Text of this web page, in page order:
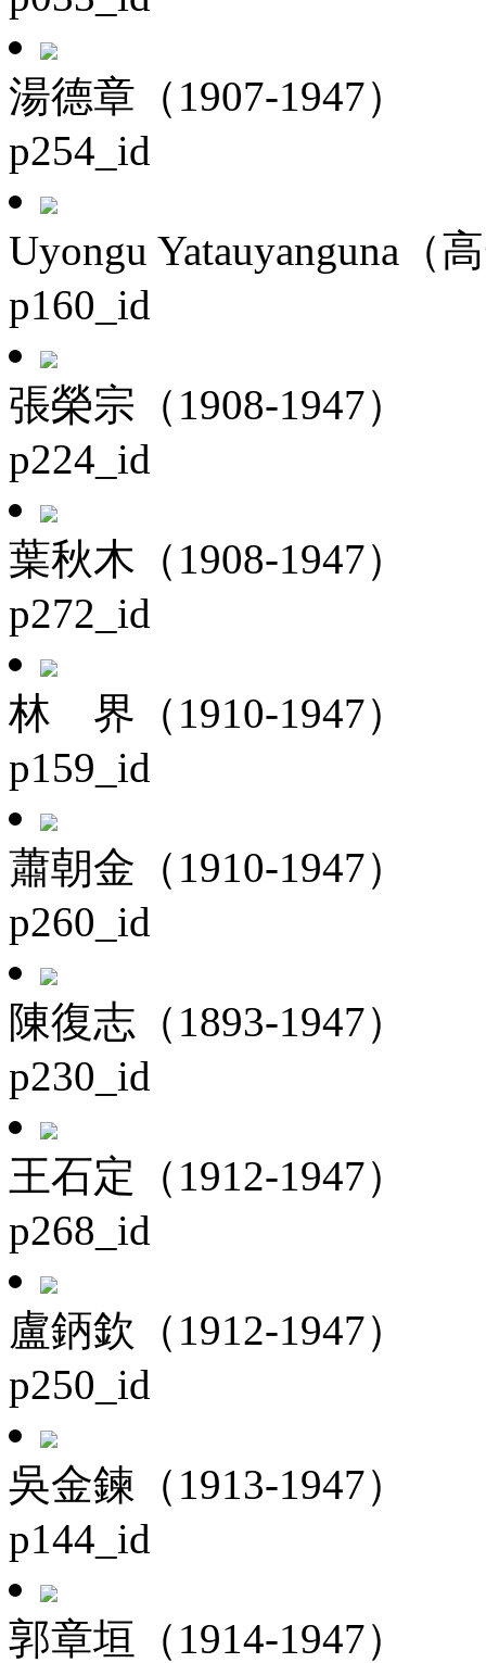
湯德章（1907-1947）
p254_id
Uyongu Yatauyanguna（
p160_id
張榮宗（1908-1947）
p224_id
葉秋木（1908-1947）
p272_id
林 界（1910-1947）
p159_id
蕭朝金（1910-1947）
p260_id
陳復志（1893-1947）
p230_id
王石定（1912-1947）
p268_id
盧鈵欽（1912-1947）
p250_id
吳金鍊（1913-1947）
p144_id
郭章垣（1914-1947）